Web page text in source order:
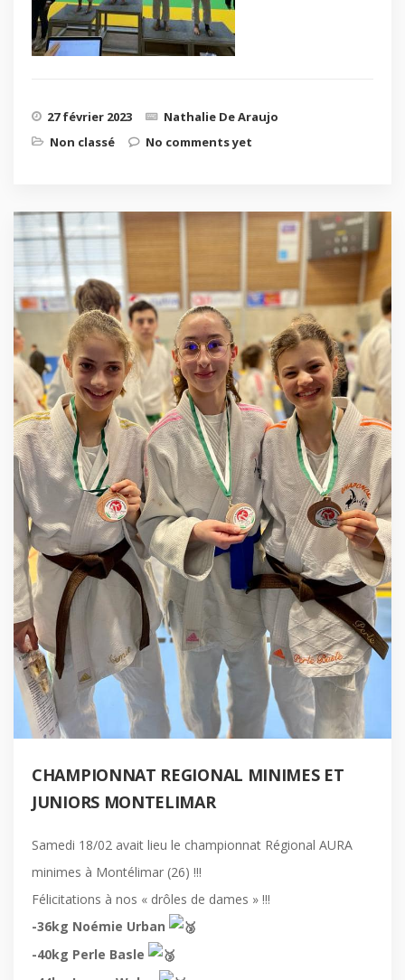
27 février 2023
Nathalie De Araujo
Non classé
No comments yet
CHAMPIONNAT REGIONAL MINIMES ET
JUNIORS MONTELIMAR
Samedi 18/02 avait lieu le championnat Régional AURA
minimes à Montélimar (26) !!!
Félicitations à nos « drôles de dames » !!!
-36kg Noémie Urban
-40kg Perle Basle